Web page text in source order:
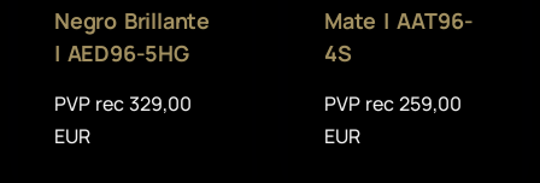
Negro Brillante
| AED96-5HG
PVP rec 329,00
EUR
Mate | AAT96-
4S
PVP rec 259,00
EUR